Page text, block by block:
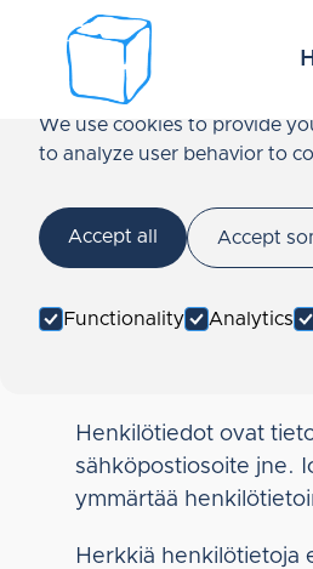
Cookies
We use cookies to provide
to analyze user behavior to
Accept all Accept
Functionality Analytics
Tämä
Icecube of Aurora
Henkilötiedot ovat
sähköpostiosoite jne.
ymmärtää
Herkkiä henkilötietoja